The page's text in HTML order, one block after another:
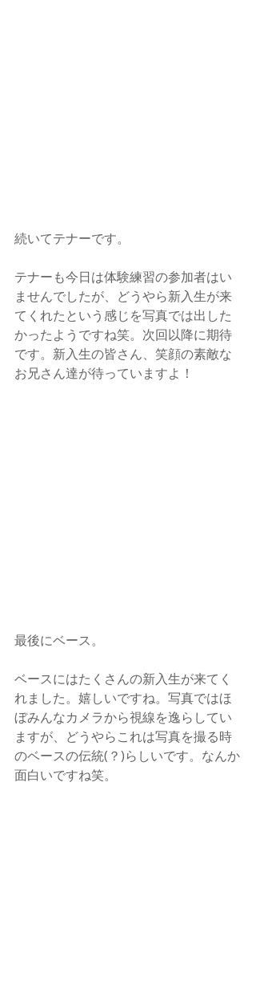
続いてテナーです。
テナーも今日は体験練習の参加者はい
ませんでしたが、どうやら新入生が来
てくれたという感じを写真では出した
かったようですね笑。次回以降に期待
です。新入生の皆さん、笑顔の素敵な
お兄さん達が待っていますよ！
最後にベース。
ベースにはたくさんの新入生が来てく
れました。嬉しいですね。写真ではほ
ぼみんなカメラから視線を逸らしてい
ますが、どうやらこれは写真を撮る時
のベースの伝統(？)らしいです。なんか
面白いですね笑。